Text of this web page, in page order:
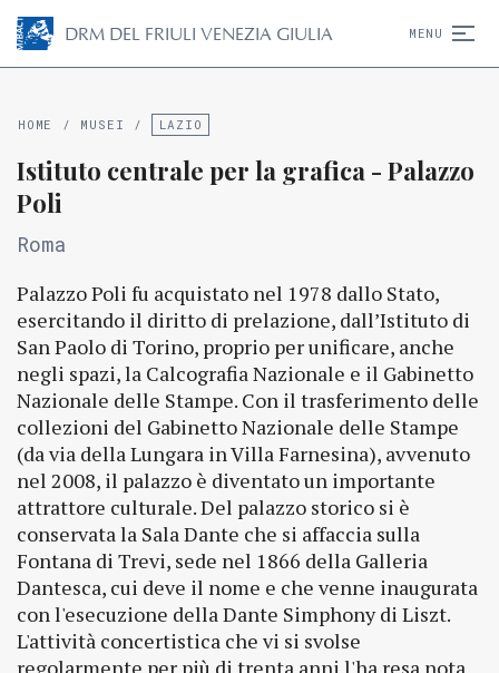
DRM DEL FRIULI VENEZIA GIULIA MENU
HOME / MUSEI / LAZIO
Istituto centrale per la grafica - Palazzo
Poli
Roma
Palazzo Poli fu acquistato nel 1978 dallo Stato,
esercitando il diritto di prelazione, dall’Istituto di
San Paolo di Torino, proprio per unificare, anche
negli spazi, la Calcografia Nazionale e il Gabinetto
Nazionale delle Stampe. Con il trasferimento delle
collezioni del Gabinetto Nazionale delle Stampe
(da via della Lungara in Villa Farnesina), avvenuto
nel 2008, il palazzo è diventato un importante
attrattore culturale. Del palazzo storico si è
conservata la Sala Dante che si affaccia sulla
Fontana di Trevi, sede nel 1866 della Galleria
Dantesca, cui deve il nome e che venne inaugurata
con l'esecuzione della Dante Simphony di Liszt.
L'attività concertistica che vi si svolse
regolarmente per più di trenta anni l'ha resa nota